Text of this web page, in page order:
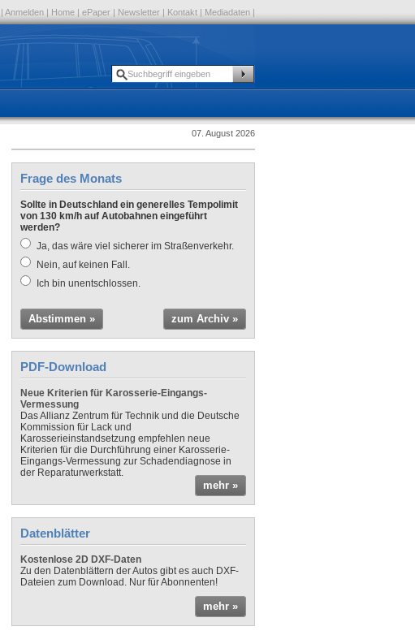
| Anmelden | Home | ePaper | Newsletter | Kontakt | Mediadaten |
07. August 2026
Frage des Monats
Sollte in Deutschland ein generelles Tempolimit
von 130 km/h auf Autobahnen eingeführt
werden?
Ja, das wäre viel sicherer im Straßenverkehr.
Nein, auf keinen Fall.
Ich bin unentschlossen.
Abstimmen » zum Archiv »
PDF-Download
Neue Kriterien für Karosserie-Eingangs-
Vermessung
Das Allianz Zentrum für Technik und die Deutsche
Kommission für Lack und
Karosserieinstandsetzung empfehlen neue
Kriterien für die Durchführung einer Karosserie-
Eingangs-Vermessung zur Schadendiagnose in
der Reparaturwerkstatt.
mehr »
Datenblätter
Kostenlose 2D DXF-Daten
Zu den Datenblättern der Autos gibt es auch DXF-
Dateien zum Download. Nur für Abonnenten!
mehr »